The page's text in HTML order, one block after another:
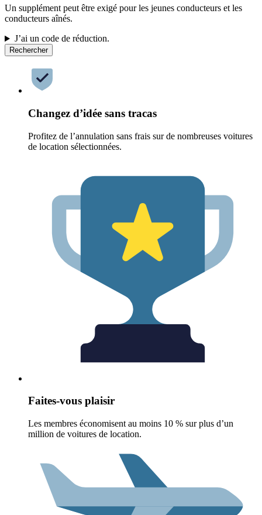
Un supplément peut être exigé pour les jeunes conducteurs et les
conducteurs aînés.
J’ai un code de réduction.
Rechercher
Changez d’idée sans tracas
Profitez de l’annulation sans frais sur de nombreuses voitures
de location sélectionnées.
Faites-vous plaisir
Les membres économisent au moins 10 % sur plus d’un
million de voitures de location.